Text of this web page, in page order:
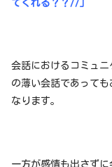
てくれる？？//」
会話におけるコミュ
の薄い会話であって
なります。
一方が感情も出さず